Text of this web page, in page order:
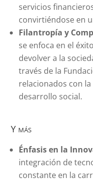
servicios
convirtiéndose en
Filantropía y
se enfoca en el
devolver a la
través de la
relacionados con
desarrollo social.
Y más
Énfasis en la
integración de
constante en la